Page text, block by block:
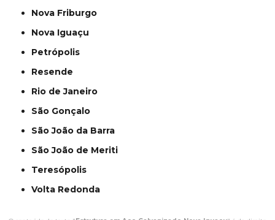
Nova Friburgo
Nova Iguaçu
Petrópolis
Resende
Rio de Janeiro
São Gonçalo
São João da Barra
São João de Meriti
Teresópolis
Volta Redonda